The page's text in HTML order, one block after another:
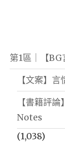
第1區｜【
【文案】
【書籍評
Notes
(1,038)